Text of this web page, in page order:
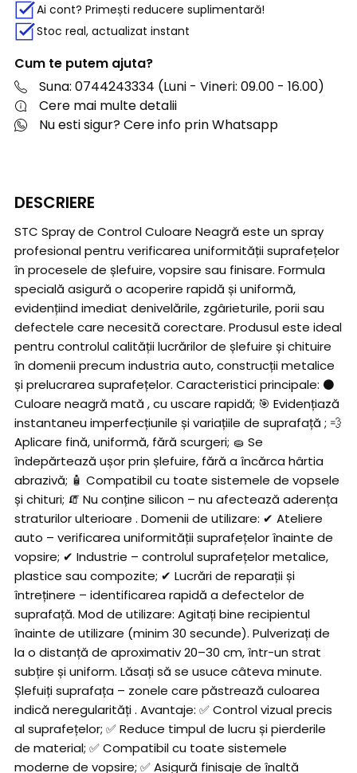
Ai cont? Primești reducere suplimentară!
Stoc real, actualizat instant
Cum te putem ajuta?
Suna: 0744243334 (Luni - Vineri: 09.00 - 16.00)
Cere mai multe detalii
Nu esti sigur? Cere info prin Whatsapp
DESCRIERE
STC Spray de Control Culoare Neagră este un spray
profesional pentru verificarea uniformității suprafețelor
în procesele de șlefuire, vopsire sau finisare. Formula
specială asigură o acoperire rapidă și uniformă,
evidențiind imediat denivelările, zgârieturile, porii sau
defectele care necesită corectare. Produsul este ideal
pentru controlul calității lucrărilor de șlefuire și chituire
în domenii precum industria auto, construcții metalice
și prelucrarea suprafețelor. Caracteristici principale: ⚫
Culoare neagră mată , cu uscare rapidă; 🎯 Evidențiază
instantaneu imperfecțiunile și variațiile de suprafață ; 💨
Aplicare fină, uniformă, fără scurgeri; 🧽 Se
îndepărtează ușor prin șlefuire, fără a încărca hârtia
abrazivă; 🧴 Compatibil cu toate sistemele de vopsele
și chituri; 🧯 Nu conține silicon – nu afectează aderența
straturilor ulterioare . Domenii de utilizare: ✔ Ateliere
auto – verificarea uniformității suprafețelor înainte de
vopsire; ✔ Industrie – controlul suprafețelor metalice,
plastice sau compozite; ✔ Lucrări de reparații și
întreținere – identificarea rapidă a defectelor de
suprafață. Mod de utilizare: Agitați bine recipientul
înainte de utilizare (minim 30 secunde). Pulverizați de
la o distanță de aproximativ 20–30 cm, într-un strat
subțire și uniform. Lăsați să se usuce câteva minute.
Șlefuiți suprafața – zonele care păstrează culoarea
indică neregularități . Avantaje: ✅ Control vizual precis
al suprafețelor; ✅ Reduce timpul de lucru și pierderile
de material; ✅ Compatibil cu toate sistemele
moderne de vopsire; ✅ Asigură finisaje de înaltă